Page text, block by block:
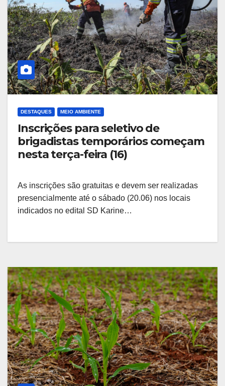
DESTAQUES MEIO AMBIENTE
Inscrições para seletivo de
brigadistas temporários começam
nesta terça-feira (16)
As inscrições são gratuitas e devem ser realizadas
presencialmente até o sábado (20.06) nos locais
indicados no edital SD Karine…